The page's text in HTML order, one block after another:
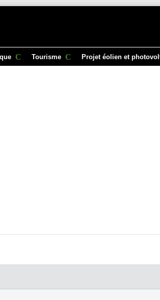
Tourisme Projet éolien et